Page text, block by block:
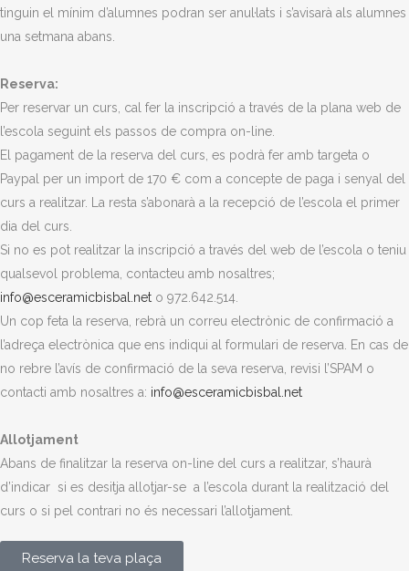
tinguin el mínim d’alumnes podran ser anul·lats i s’avisarà als alumnes
una setmana abans.
Reserva:
Per reservar un curs, cal fer la inscripció a través de la plana web de
l’escola seguint els passos de compra on-line.
El pagament de la reserva del curs, es podrà fer amb targeta o
Paypal per un import de 170 € com a concepte de paga i senyal del
curs a realitzar. La resta s’abonarà a la recepció de l’escola el primer
dia del curs.
Si no es pot realitzar la inscripció a través del web de l’escola o teniu
qualsevol problema, contacteu amb nosaltres;
info@esceramicbisbal.net o 972.642.514.
Un cop feta la reserva, rebrà un correu electrònic de confirmació a
l’adreça electrònica que ens indiqui al formulari de reserva. En cas de
no rebre l’avís de confirmació de la seva reserva, revisi l’SPAM o
contacti amb nosaltres a: info@esceramicbisbal.net
Allotjament
Abans de finalitzar la reserva on-line del curs a realitzar, s’haurà
d’indicar si es desitja allotjar-se a l’escola durant la realització del
curs o si pel contrari no és necessari l’allotjament.
Reserva la teva plaça